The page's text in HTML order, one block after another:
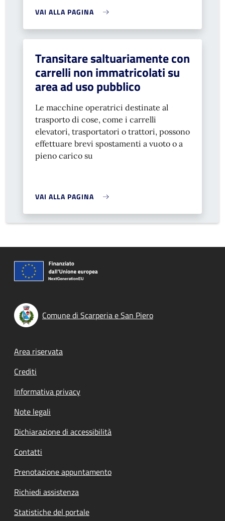
VAI ALLA PAGINA
Transitare saltuariamente con
carrelli non immatricolati su
area ad uso pubblico
Le macchine operatrici destinate al
trasporto di cose, come i carrelli
elevatori, trasportatori o trattori, possono
effettuare brevi spostamenti a vuoto o a
pieno carico su
VAI ALLA PAGINA
Comune di Scarperia e San Piero
Footer menu
Area riservata
Crediti
Informativa privacy
Note legali
Dichiarazione di accessibilità
Contatti
Prenotazione appuntamento
Richiedi assistenza
Statistiche del portale